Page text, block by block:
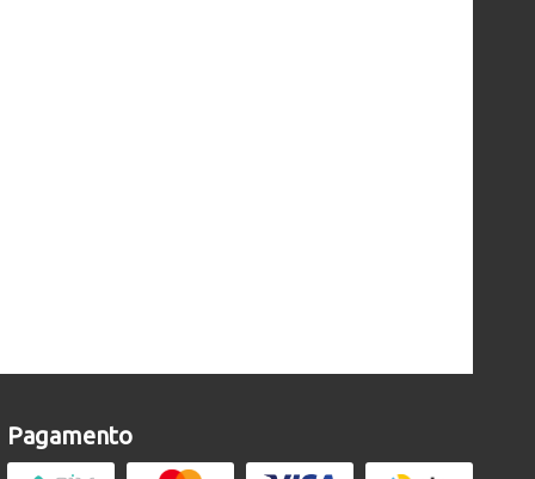
Pagamento